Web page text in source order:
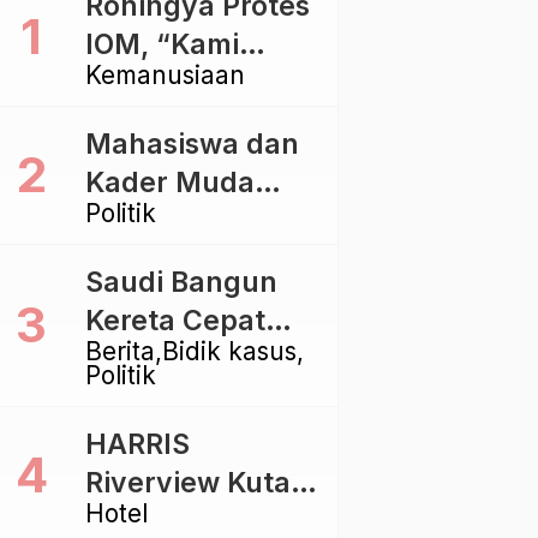
Kemanusiaan
IOM, “Kami
dibiarkan Mati
Politik
Mahasiswa dan
Kader Muda
Ramaikan Forum
Golkar di
Singaraja
Berita Bidik kasus
Politik
Saudi Bangun
Kereta Cepat
Rp112 Triliun,
Proyek Rp116
Triliun yang
Baru Sampai
Hotel
HARRIS
Riverview Kuta
Bali Tawarkan